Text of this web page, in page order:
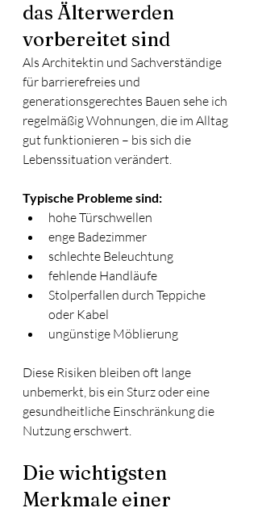
das Älterwerden
vorbereitet sind
Als Architektin und Sachverständige
für barrierefreies und
generationsgerechtes Bauen sehe ich
regelmäßig Wohnungen, die im Alltag
gut funktionieren – bis sich die
Lebenssituation verändert.
Typische Probleme sind:
hohe Türschwellen
enge Badezimmer
schlechte Beleuchtung
fehlende Handläufe
Stolperfallen durch Teppiche
oder Kabel
ungünstige Möblierung
Diese Risiken bleiben oft lange
unbemerkt, bis ein Sturz oder eine
gesundheitliche Einschränkung die
Nutzung erschwert.
Die wichtigsten
Merkmale einer